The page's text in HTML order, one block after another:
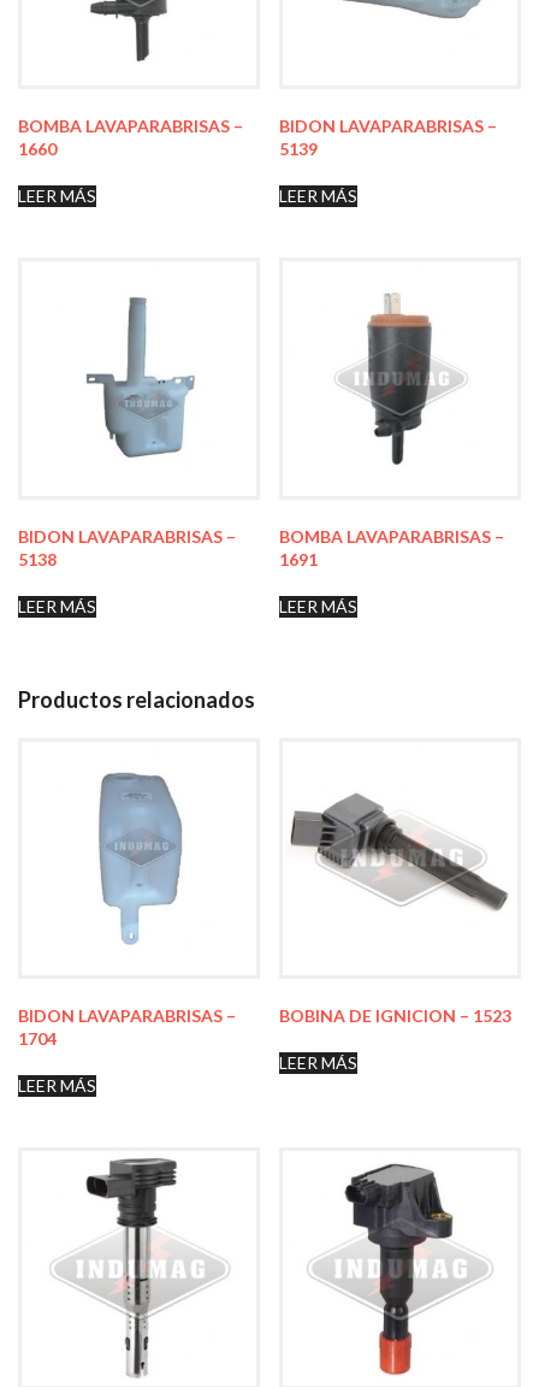
BOMBA LAVAPARABRISAS –
1660
LEER MÁS
BIDON LAVAPARABRISAS –
5139
LEER MÁS
BIDON LAVAPARABRISAS –
5138
LEER MÁS
BOMBA LAVAPARABRISAS –
1691
LEER MÁS
Productos relacionados
BIDON LAVAPARABRISAS –
1704
LEER MÁS
BOBINA DE IGNICION – 1523
LEER MÁS